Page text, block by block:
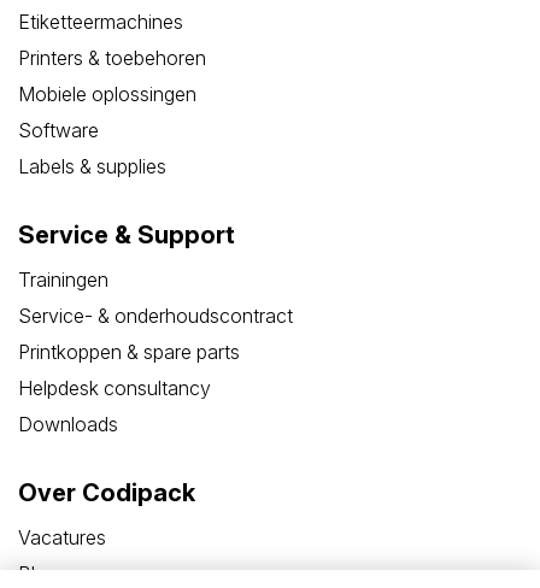
Etiketteermachines
Printers & toebehoren
Mobiele oplossingen
Software
Labels & supplies
Service & Support
Trainingen
Service- & onderhoudscontract
Printkoppen & spare parts
Helpdesk consultancy
Downloads
Over Codipack
Vacatures
Blogs